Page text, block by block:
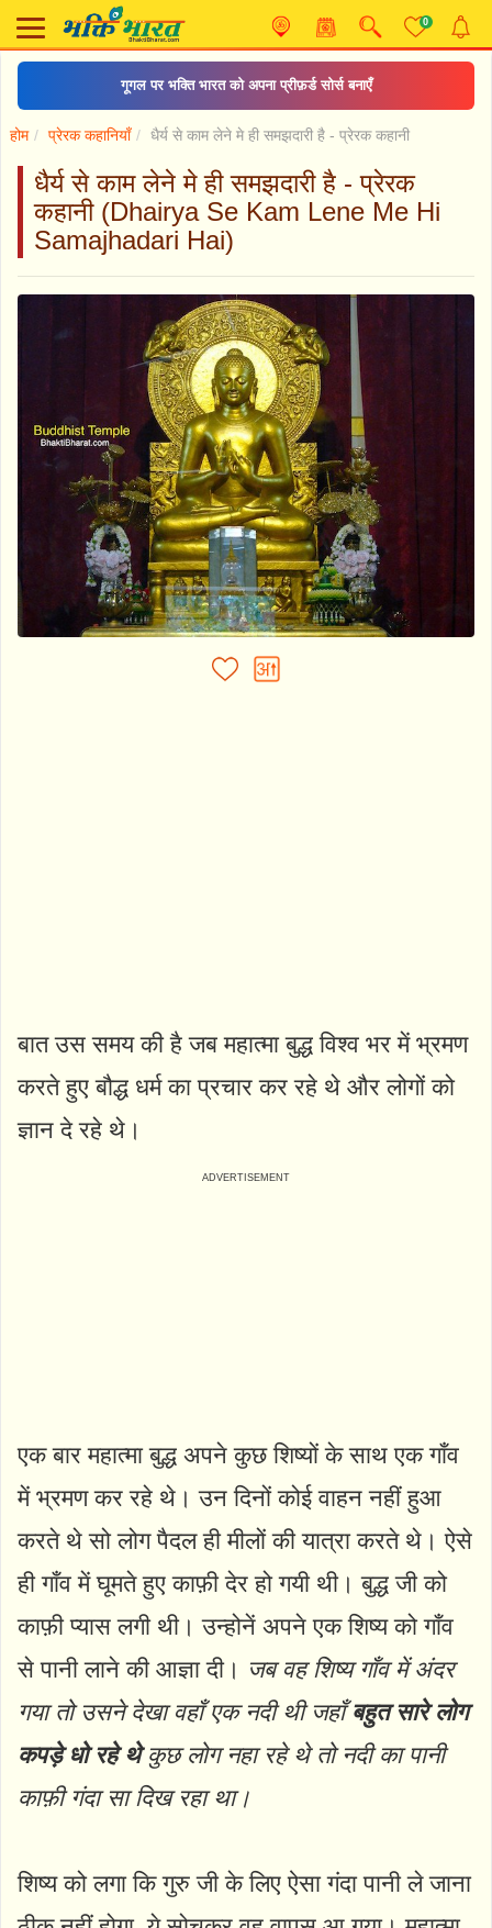
0
गूगल पर भक्ति भारत को अपना प्रीफ़र्ड सोर्स बनाएँ
होम प्रेरक कहानियाँ धैर्य से काम लेने मे ही समझदारी है - प्रेरक कहानी
धैर्य से काम लेने मे ही समझदारी है - प्रेरक
कहानी (Dhairya Se Kam Lene Me Hi
Samajhadari Hai)
बात उस समय की है जब महात्मा बुद्ध विश्व भर में भ्रमण
करते हुए बौद्ध धर्म का प्रचार कर रहे थे और लोगों को
ज्ञान दे रहे थे।
एक बार महात्मा बुद्ध अपने कुछ शिष्यों के साथ एक गाँव
में भ्रमण कर रहे थे। उन दिनों कोई वाहन नहीं हुआ
करते थे सो लोग पैदल ही मीलों की यात्रा करते थे। ऐसे
ही गाँव में घूमते हुए काफ़ी देर हो गयी थी। बुद्ध जी को
काफ़ी प्यास लगी थी। उन्होनें अपने एक शिष्य को गाँव
से पानी लाने की आज्ञा दी। जब वह शिष्य गाँव में अंदर
गया तो उसने देखा वहाँ एक नदी थी जहाँबहुत सारे लोग
कपड़े धो रहे थेकुछ लोग नहा रहे थे तो नदी का पानी
काफ़ी गंदा सा दिख रहा था।
शिष्य को लगा कि गुरु जी के लिए ऐसा गंदा पानी ले जाना